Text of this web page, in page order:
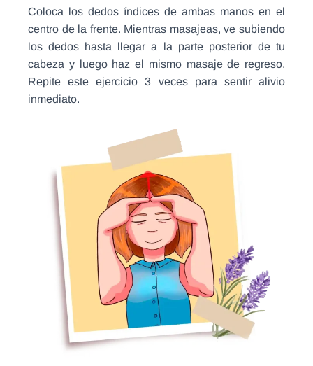
Coloca los dedos índices de ambas manos en el
centro de la frente. Mientras masajeas, ve subiendo
los dedos hasta llegar a la parte posterior de tu
cabeza y luego haz el mismo masaje de regreso.
Repite este ejercicio 3 veces para sentir alivio
inmediato.